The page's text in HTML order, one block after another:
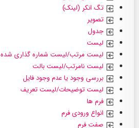
تگ انکر (لینک)
تصویر
جدول
لیست
لیست مرتب/لیست شماره گذاری شده
لیست نامرتب/لیست بالت
بررسی وجود یا عدم وجود فایل
لیست توضیحات/لیست تعریف
فرم ها
انواع ورودی فرم
صفت فرم